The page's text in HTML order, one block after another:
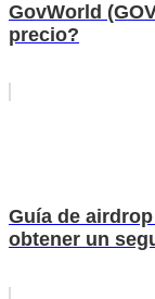
GovWorld
precio?
Guía de
obtener un